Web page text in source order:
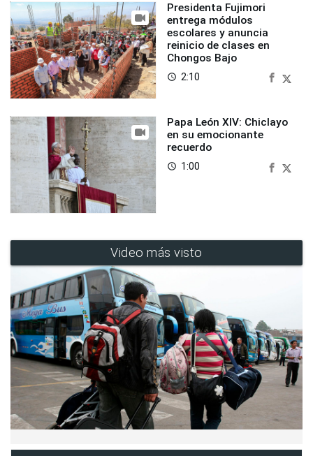
Presidenta Fujimori
entrega módulos
escolares y anuncia
reinicio de clases en
Chongos Bajo
access_time 2:10
Papa León XIV: Chiclayo
en su emocionante
recuerdo
access_time 1:00
Video más visto